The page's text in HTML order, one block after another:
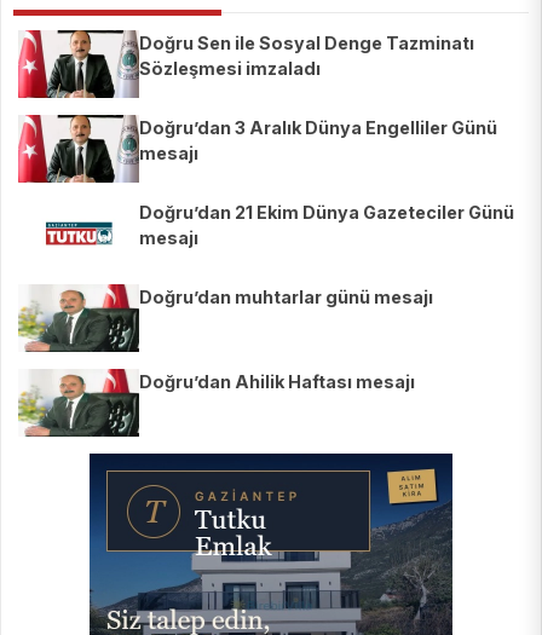
Doğru Sen ile Sosyal Denge Tazminatı
Sözleşmesi imzaladı
Doğru’dan 3 Aralık Dünya Engelliler Günü
mesajı
Doğru’dan 21 Ekim Dünya Gazeteciler Günü
mesajı
Doğru’dan muhtarlar günü mesajı
Doğru’dan Ahilik Haftası mesajı